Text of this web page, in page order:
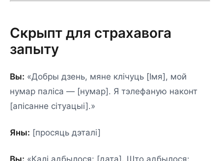
Скрыпт для страхавога
запыту
Вы: «Добры дзень, мяне клічуць [Імя], мой
нумар паліса — [нумар]. Я тэлефаную наконт
[апісанне сітуацыі].»
Яны: [просяць дэталі]
Вы: «Калі адбылося: [дата]. Што адбылося: